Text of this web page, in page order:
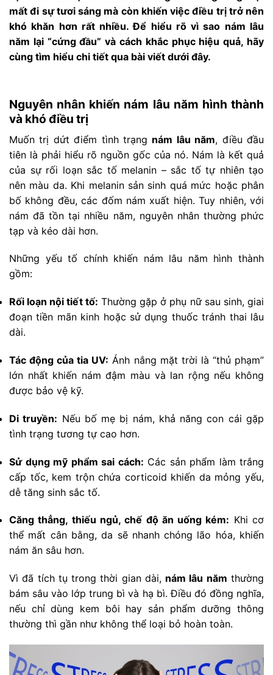
mất đi sự tươi sáng mà còn khiến việc điều trị trở nên
khó khăn hơn rất nhiều. Để hiểu rõ vì sao nám lâu
năm lại “cứng đầu” và cách khắc phục hiệu quả, hãy
cùng tìm hiểu chi tiết qua bài viết dưới đây.
Nguyên nhân khiến nám lâu năm hình thành
và khó điều trị
Muốn trị dứt điểm tình trạng nám lâu năm, điều đầu
tiên là phải hiểu rõ nguồn gốc của nó. Nám là kết quả
của sự rối loạn sắc tố melanin – sắc tố tự nhiên tạo
nên màu da. Khi melanin sản sinh quá mức hoặc phân
bố không đều, các đốm nám xuất hiện. Tuy nhiên, với
nám đã tồn tại nhiều năm, nguyên nhân thường phức
tạp và kéo dài hơn.
Những yếu tố chính khiến nám lâu năm hình thành
gồm:
Rối loạn nội tiết tố: Thường gặp ở phụ nữ sau sinh, giai
đoạn tiền mãn kinh hoặc sử dụng thuốc tránh thai lâu
dài.
Tác động của tia UV: Ánh nắng mặt trời là “thủ phạm”
lớn nhất khiến nám đậm màu và lan rộng nếu không
được bảo vệ kỹ.
Di truyền: Nếu bố mẹ bị nám, khả năng con cái gặp
tình trạng tương tự cao hơn.
Sử dụng mỹ phẩm sai cách: Các sản phẩm làm trắng
cấp tốc, kem trộn chứa corticoid khiến da mỏng yếu,
dễ tăng sinh sắc tố.
Căng thẳng, thiếu ngủ, chế độ ăn uống kém: Khi cơ
thể mất cân bằng, da sẽ nhanh chóng lão hóa, khiến
nám ăn sâu hơn.
Vì đã tích tụ trong thời gian dài, nám lâu năm thường
bám sâu vào lớp trung bì và hạ bì. Điều đó đồng nghĩa,
nếu chỉ dùng kem bôi hay sản phẩm dưỡng thông
thường thì gần như không thể loại bỏ hoàn toàn.